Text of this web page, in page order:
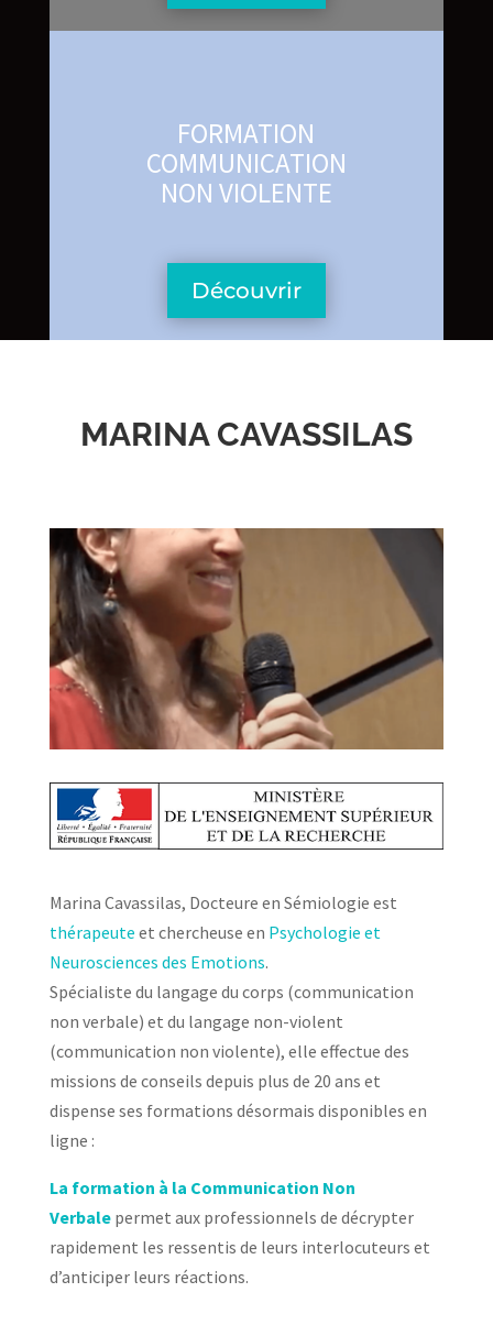
FORMATION
COMMUNICATION
NON VIOLENTE
Découvrir
MARINA CAVASSILAS
Marina Cavassilas, Docteure en Sémiologie est
thérapeute et chercheuse en Psychologie et
Neurosciences des Emotions.
Spécialiste du langage du corps (communication
non verbale) et du langage non-violent
(communication non violente), elle effectue des
missions de conseils depuis plus de 20 ans et
dispense ses formations désormais disponibles en
ligne :
La formation à la Communication Non
Verbalepermet aux professionnels de décrypter
rapidement les ressentis de leurs interlocuteurs et
d’anticiper leurs réactions.